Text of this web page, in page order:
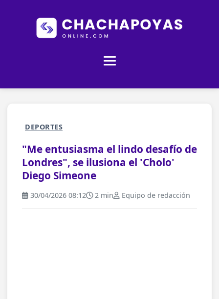
DEPORTES
"Me entusiasma el lindo desafío de
Londres", se ilusiona el 'Cholo'
Diego Simeone
30/04/2026 08:12 2 min Equipo de redacción